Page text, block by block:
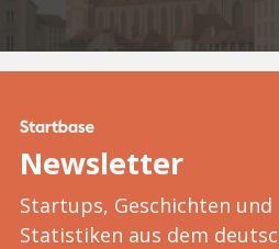
Newsletter
Startups, Geschichten und
Statistiken aus dem